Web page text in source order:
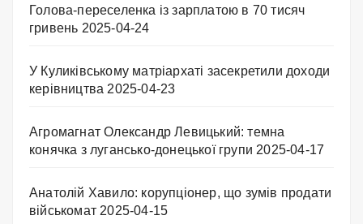
Голова-переселенка із зарплатою в 70 тисяч
гривень 2025-04-24
У Куликівському матріархаті засекретили доходи
керівництва 2025-04-23
Агромагнат Олександр Левицький: темна
конячка з лугансько-донецької групи 2025-04-17
Анатолій Хавило: корупціонер, що зумів продати
військомат 2025-04-15